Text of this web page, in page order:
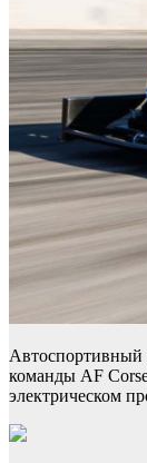
Автоспортивный
команды AF
электрическом